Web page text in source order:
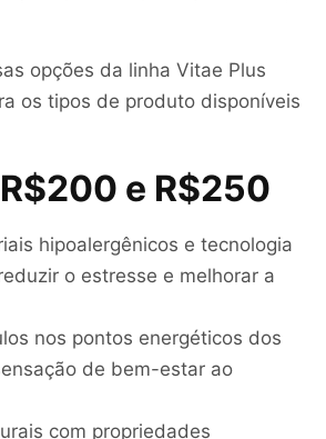
opções da linha Vitae Plus
os tipos de produto disponíveis
e R$250
hipoalergênicos e tecnologia
o estresse e melhorar a
nos pontos energéticos dos
de bem-estar ao
com propriedades